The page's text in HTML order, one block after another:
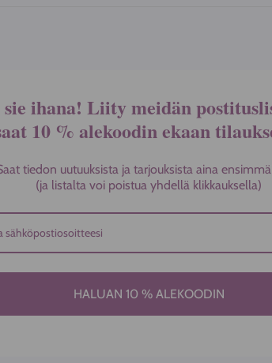
ihana! Liity meidän
10 % alekoodin ekaan
tiedon uutuuksista ja tarjouksista aina
(ja listalta voi poistua yhdellä klikkauksella)
HALUAN 10 % ALEKOODIN